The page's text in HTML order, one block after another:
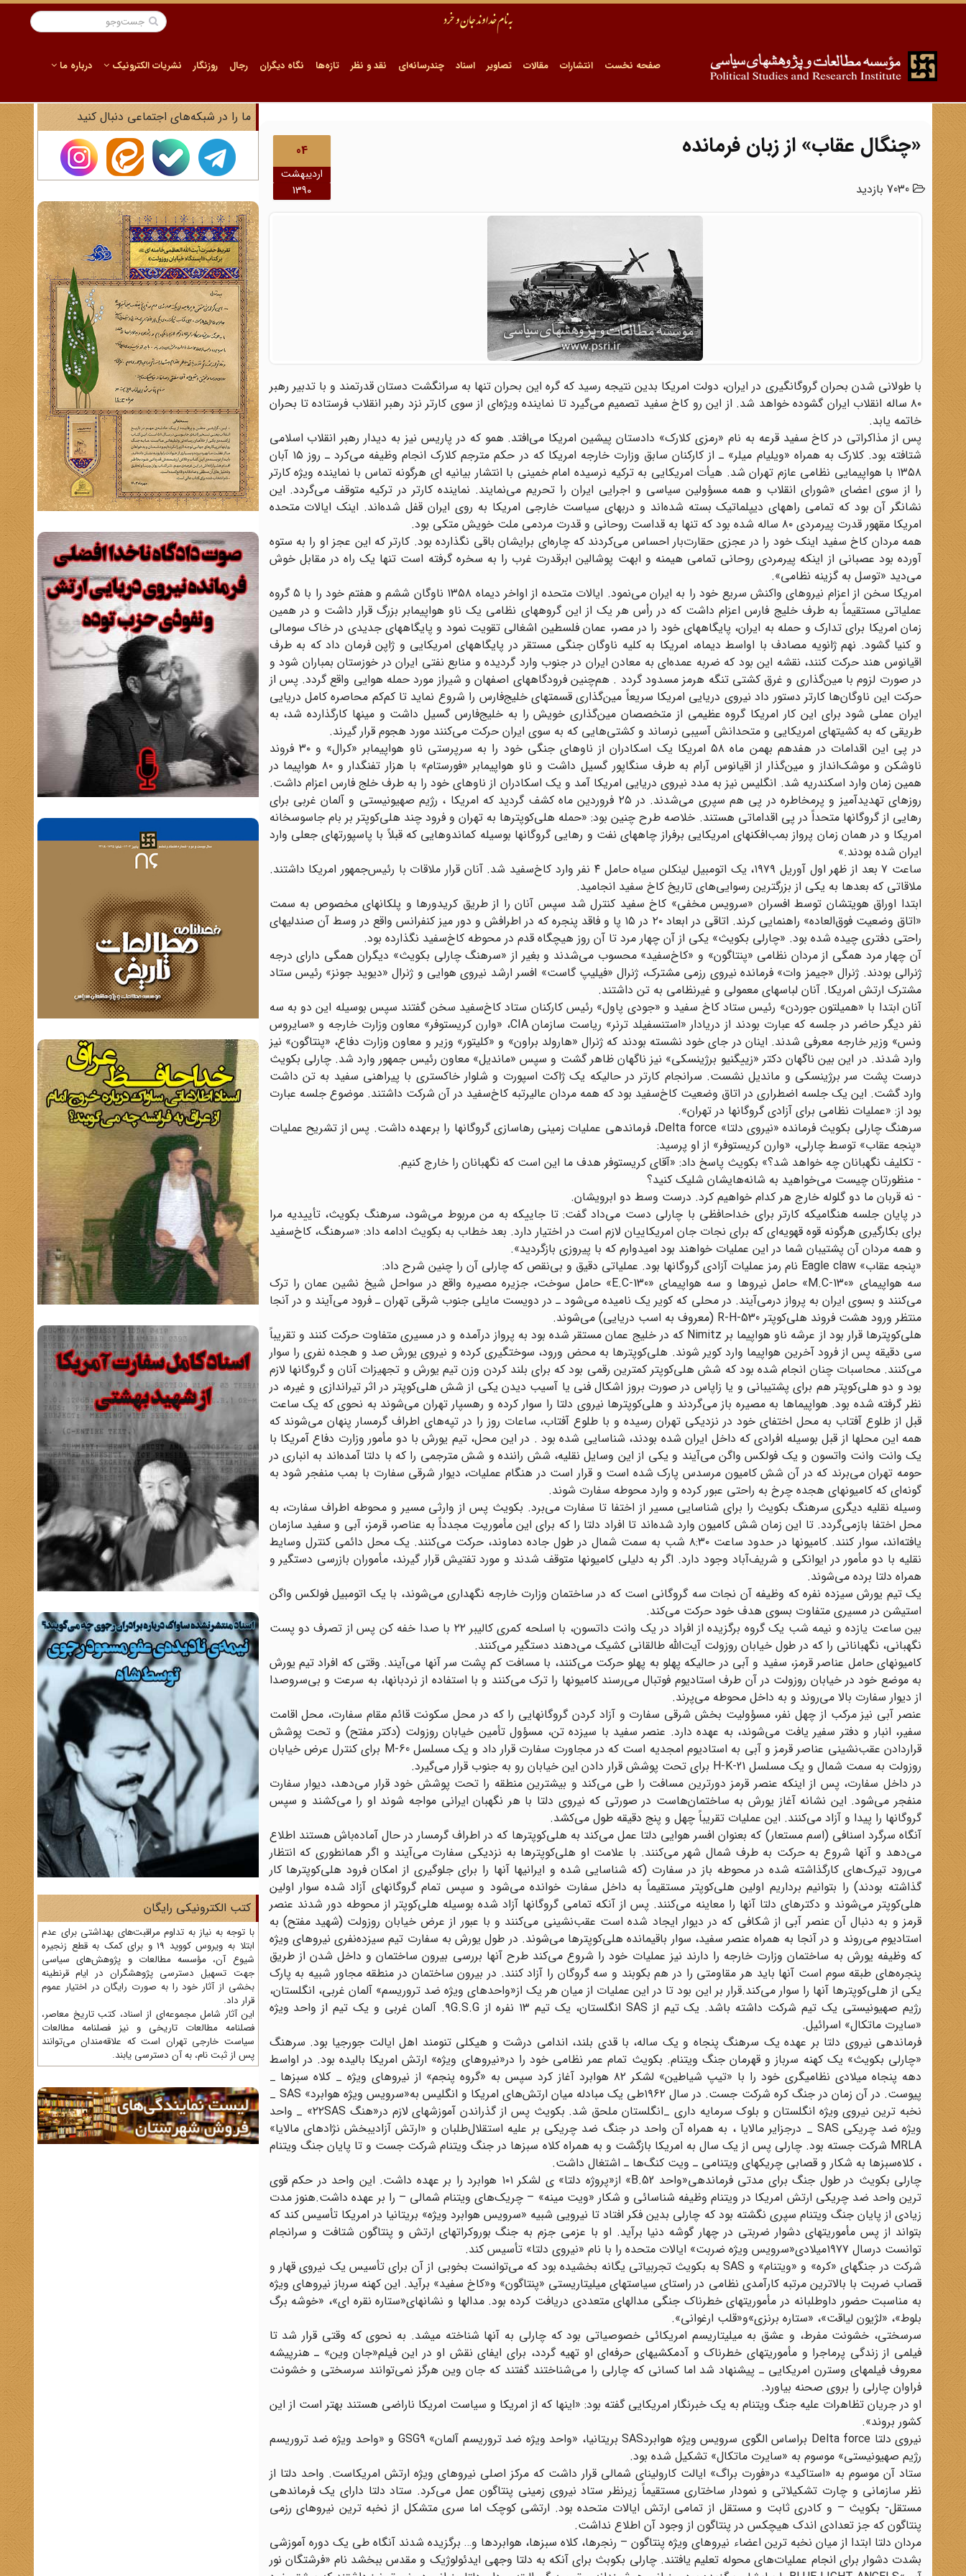
صفحه نخست انتشارات مقالات تصاویر اسناد چندرسانه‌ای نقد و نظر تازه‌ها نگاه دیگران رجال روزنگار نشریات الکترونیک درباره ما
04
اردیبهشت
1390
«چنگال عقاب» از زبان فرمانده
با طولانی شدن بحران گروگانگیری در ایران، دولت امریکا بدین نتیجه رسید که گره این بحران تنها به سرانگشت دستان قدرتمند و با تدبیر رهبر
۸۰ ساله انقلاب ایران گشوده خواهد شد. از این رو کاخ سفید تصمیم می‌گیرد تا نماینده ویژه‌ای از سوی کارتر نزد رهبر انقلاب فرستاده تا بحران
خاتمه یابد.
پس از مذاکراتی در کاخ سفید قرعه به نام «رمزی کلارک» دادستان پیشین امریکا می‌افتد. همو که در پاریس نیز به دیدار رهبر انقلاب اسلامی
شتافته بود. کلارک به همراه «ویلیام میلر» ـ از کارکنان سابق وزارت خارجه امریکا که در حکم مترجم کلارک انجام وظیفه می‌کرد ـ روز ۱۵ آبان
۱۳۵۸ با هواپیمایی نظامی عازم تهران شد. هیأت امریکایی به ترکیه نرسیده امام خمینی با انتشار بیانیه ای هرگونه تماس با نماینده ویژه کارتر
را از سوی اعضای «شورای انقلاب و همه مسؤولین سیاسی و اجرایی ایران را تحریم می‌نمایند. نماینده کارتر در ترکیه متوقف می‌گردد. این
نشانگر آن بود که تمامی راههای دیپلماتیک بسته شده‌اند و دربهای سیاست خارجی امریکا به روی ایران قفل شده‌اند. اینک ایالات متحده
امریکا مقهور قدرت پیرمردی ۸۰ ساله شده بود که تنها به قداست روحانی و قدرت مردمی ملت خویش متکی بود.
همه مردان کاخ سفید اینک خود را در عجزی حقارت‌بار احساس می‌کردند که چاره‌ای برایشان باقی نگذارده بود. کارتر که این عجز او را به ستوه
آورده بود عصبانی از اینکه پیرمردی روحانی تمامی هیمنه و ابهت پوشالین ابرقدرت غرب را به سخره گرفته است تنها یک راه در مقابل خوش
می‌دید «توسل به گزینه نظامی».
امریکا سخن از اعزام نیروهای واکنش سریع خود را به ایران می‌نمود. ایالات متحده از اواخر دیماه ۱۳۵۸ ناوگان ششم و هفتم خود را با ۵ گروه
عملیاتی مستقیماً به طرف خلیج فارس اعزام داشت که در رأس هر یک از این گروههای نظامی یک ناو هواپیمابر بزرگ قرار داشت و در همین
زمان امریکا برای تدارک و حمله به ایران، پایگاههای خود را در مصر، عمان فلسطین اشغالی تقویت نمود و پایگاههای جدیدی در خاک سومالی
و کنیا گشود. نهم ژانویه مصادف با اواسط دیماه، امریکا به کلیه ناوگان جنگی مستقر در پایگاههای امریکایی و ژاپن فرمان داد که به طرف
اقیانوس هند حرکت کنند، نقشه این بود که ضربه عمده‌ای به معادن ایران در جنوب وارد گردیده و منابع نفتی ایران در خوزستان بمباران شود و
در صورت لزوم با مین‌گذاری و غرق کشتی تنگه هرمز مسدود گردد . هم‌چنین فرودگاههای اصفهان و شیراز مورد حمله هوایی واقع گردد. پس از
حرکت این ناوگان‌ها کارتر دستور داد نیروی دریایی امریکا سریعاً مین‌گذاری قسمتهای خلیج‌فارس را شروع نماید تا کم‌کم محاصره کامل دریایی
ایران عملی شود برای این کار امریکا گروه عظیمی از متخصصان مین‌گذاری خویش را به خلیج‌فارس گسیل داشت و مینها کارگذارده شد، به
طریقی که به کشیتهای امریکایی و متحدانش آسیبی نرساند و کشتی‌هایی که به سوی ایران حرکت می‌کنند مورد هجوم قرار گیرند.
در پی این اقدامات در هفدهم بهمن ماه ۵۸ امریکا یک اسکادران از ناوهای جنگی خود را به سرپرستی ناو هواپیمابر «کرال» و ۳۰ فروند
ناوشکن و موشک‌انداز و مین‌گذار از اقیانوس آرام به طرف سنگاپور گسیل داشت و ناو هواپیمابر «فورستام» با هزار تفنگدار و ۸۰ هواپیما در
همین زمان وارد اسکندریه شد. انگلیس نیز به مدد نیروی دریایی امریکا آمد و یک اسکادران از ناوهای خود را به طرف خلج فارس اعزام داشت.
روزهای تهدید‌آمیز و پرمخاطره در پی هم سپری می‌شدند. در ۲۵ فروردین ماه کشف گردید که امریکا ، رژیم صهیونیستی و آلمان غربی برای
رهایی از گروگانها متحداً در پی اقداماتی هستند. خلاصه طرح چنین بود: «حمله هلی‌کوپترها به تهران و فرود چند هلی‌کوپتر بر بام جاسوسخانه
امریکا و در همان زمان پرواز بمب‌افکنهای امریکایی برفراز چاههای نفت و رهایی گروگانها بوسیله کماندوهایی که قبلاً با پاسپورتهای جعلی وارد
ایران شده بودند.»
ساعت ۷ بعد از ظهر اول آوریل ۱۹۷۹، یک اتومبیل لینکلن سیاه حامل ۴ نفر وارد کاخ‌سفید شد. آنان قرار ملاقات با رئیس‌جمهور امریکا داشتند.
ملاقاتی که بعدها به یکی از بزرگترین رسوایی‌های تاریخ کاخ سفید انجامید.
ابتدا اوراق هویتشان توسط افسران «سرویس مخفی» کاخ سفید کنترل شد سپس آنان را از طریق کریدورها و پلکانهای مخصوص به سمت
«اتاق وضعیت فوق‌العاده» راهنمایی کرند. اتاقی در ابعاد ۲۰ در ۱۵ پا و فاقد پنجره که در اطرافش و دور میز کنفرانس واقع در وسط آن صندلیهای
راحتی دفتری چیده شده بود. «چارلی بکویث» یکی از آن چهار مرد تا آن روز هیچگاه قدم در محوطه کاخ‌سفید نگذارده بود.
آن چهار مرد همگی از مردان نظامی «پنتاگون» و «کاخ‌سفید» محسوب می‌شدند و بغیر از «سرهنگ چارلی بکویث» دیگران همگی دارای درجه
ژنرالی بودند. ژنرال «جیمز وات» فرمانده نیروی رزمی مشترک، ژنرال «فیلیپ گاست» افسر ارشد نیروی هوایی و ژنرال «دیوید جونز» رئیس ستاد
مشترک ارتش امریکا. آنان لباسهای معمولی و غیرنظامی به تن داشتند.
آنان ابتدا با «همیلتون جوردن» رئیس ستاد کاخ سفید و «جودی پاول» رئیس کارکنان ستاد کاخ‌سفید سخن گفتند سپس بوسیله این دو به سه
نفر دیگر حاضر در جلسه که عبارت بودند از دریادار «استنسفیلد ترنر» ریاست سازمان CIA، «وارن کریستوفر» معاون وزارت خارجه و «سایروس
ونس» وزیر خارجه معرفی شدند. اینان در جای خود نشسته بودند که ژنرال «هارولد براون» و «کلیتور» وزیر و معاون وزارت دفاع، «پنتاگون» نیز
وارد شدند. در این بین ناگهان دکتر «زییگنیو برژینسکی» نیز ناگهان ظاهر گشت و سپس «ماندیل» معاون رئیس جمهور وارد شد. چارلی بکویث
درست پشت سر برژینسکی و ماندیل نشست. سرانجام کارتر در حالیکه یک ژاکت اسپورت و شلوار خاکستری با پیراهنی سفید به تن داشت
وارد گشت. این یک جلسه اضطراری در اتاق وضعیت کاخ‌سفید بود که همه مردان عالیرتبه کاخ‌سفید در آن شرکت داشتند. موضوع جلسه عبارت
بود از: «عملیات نظامی برای آزادی گروگانها در تهران».
سرهنگ چارلی بکویث فرمانده «نیروی دلتا» Delta force، فرماندهی عملیات زمینی رهاسازی گروگانها را برعهده داشت. پس از تشریح عملیات
«پنجه عقاب» توسط چارلی، «وارن کریستوفر» از او پرسید:
- تکلیف نگهبانان چه خواهد شد؟»‌ بکویث پاسخ داد: «آقای کریستوفر هدف ما این است که نگهبانان را خارج کنیم.
- منظورتان چیست می‌خواهید به شانه‌هایشان شلیک کنید؟
- نه قربان ما دو گلوله خارج هر کدام خواهیم کرد. درست وسط دو ابرویشان.
در پایان جلسه هنگامیکه کارتر برای خداحافظی با چارلی دست می‌داد گفت: تا جاییکه به من مربوط می‌شود، سرهنگ بکویث، تأییدیه مرا
برای بکارگیری هرگونه قوه قهویه‌ای که برای نجات جان امریکاییان لازم است در اختیار دارد. بعد خطاب به بکویث ادامه داد: «سرهنگ، کاخ‌سفید
و همه مردان آن پشتیبان شما در این عملیات خواهند بود امیدوارم که با پیروزی بازگردید».
«پنجه عقاب» Eagle claw نام رمز عملیات آزادی گروگانها بود. عملیاتی دقیق و بی‌نقص که چارلی آن را چنین شرح داد:
سه هواپیمای «M.C-130» حامل نیروها و سه هواپیمای «E.C-130» حامل سوخت، جزیره مصیره واقع در سواحل شیخ نشین عمان را ترک
می‌کنند و بسوی ایران به پرواز درمی‌آیند. در محلی که کویر یک نامیده می‌شود ـ در دویست مایلی جنوب شرقی تهران ـ فرود می‌آیند و در آنجا
منتظر ورود هشت فروند هلی‌کوپتر R-H-530 (معروف به اسب دریایی) می‌شوند.
هلی‌کوپترها قرار بود از عرشه ناو هواپیما بر Nimitz که در خلیج عمان مستقر شده بود به پرواز درآمده و در مسیری متفاوت حرکت کنند و تقریباً
سی دقیقه پس از فرود آخرین هواپیما وارد کویر شوند. هلی‌کوپترها به محض ورود، سوختگیری کرده و نیروی یورش صد و هجده نفری را سوار
می‌کنند. محاسبات چنان انجام شده بود که شش هلی‌کوپتر کمترین رقمی بود که برای بلند کردن وزن تیم یورش و تجهیزات آنان و گروگانها لازم
بود و دو هلی‌کوپتر هم برای پشتیبانی و یا زاپاس در صورت بروز اشکال فنی یا آسیب دیدن یکی از شش هلی‌کوپتر در اثر تیراندازی و غیره، در
نظر گرفته شده بود. هواپیماها به مصیره باز می‌گردند و هلی‌کوپترها نیروی دلتا را سوار کرده و رهسپار تهران می‌شوند به نحوی که یک ساعت
قبل از طلوع آفتاب به محل اختفای خود در نزدیکی تهران رسیده و با طلوع آفتاب، ساعات روز را در تپه‌های اطراف گرمسار پنهان می‌شوند که
همه این محلها از قبل بوسیله افرادی که داخل ایران شده بودند، شناسایی شده بود . در این محل، تیم یورش با دو مأمور وزارت دفاع آمریکا با
یک وانت وانت واتسون و یک فولکس واگن می‌آیند و یکی از این وسایل نقلیه، شش راننده و شش مترجمی را که با دلتا آمده‌اند به انباری در
حومه تهران می‌برند که در آن شش کامیون مرسدس پارک شده است و قرار است در هنگام عملیات، دیوار شرقی سفارت با بمب منفجر شود به
گونه‌ای که کامیونهای هجده چرخ به راحتی عبور کرده و وارد محوطه سفارت شوند.
وسیله نقلیه دیگری سرهنگ بکویث را برای شناسایی مسیر از اختفا تا سفارت می‌برد. بکویث پس از وارثی مسیر و محوطه اطراف سفارت، به
محل اختفا بازمی‌گردد. تا این زمان شش کامیون وارد شده‌اند تا افراد دلتا را که برای این مأموریت مجدداً به عناصر، قرمز، آبی و سفید سازمان
یافته‌اند، سوار کنند. کامیونها در حدود ساعت ۸:۳۰ شب به سمت شمال در طول جاده دماوند، حرکت می‌کنند. یک محل دائمی کنترل وسایط
نقلیه با دو مأمور در ایوانکی و شریف‌آباد وجود دارد. اگر به دلیلی کامیونها متوقف شدند و مورد تفتیش قرار گیرند، مأموران بازرسی دستگیر و
همراه دلتا برده می‌شوند.
یک تیم یورش سیزده نفره که وظیفه آن نجات سه گروگانی است که در ساختمان وزارت خارجه نگهداری می‌شوند، با یک اتومبیل فولکس واگن
استیشن در مسیری متفاوت بسوی هدف خود حرکت می‌کند.
بین ساعت یازده و نیمه شب یک گروه برگزیده از افراد در یک وانت داتسون، با اسلحه کمری کالیبر ۲۲ با صدا خفه کن پس از تصرف دو پست
نگهبانی، نگهبانانی را که در طول خیابان روزولت آیت‌الله طالقانی کشیک می‌دهند دستگیر می‌کنند.
کامیونهای حامل عناصر قرمز، سفید و آبی در حالیکه پهلو به پهلو حرکت می‌کنند، با مسافت کم پشت سر آنها می‌آیند. وقتی که افراد تیم یورش
به موضع خود در خیابان روزولت در آن طرف استادیوم فوتبال می‌رسند کامیونها را ترک می‌کنند و با استفاده از نردبانها، به سرعت و بی‌سروصدا
از دیوار سفارت بالا می‌روند و به داخل محوطه می‌پرند.
عنصر آبی نیز مرکب از چهل نفر، مسؤولیت بخش شرقی سفارت و آزاد کردن گروگانهایی را که در محل سکونت قائم مقام سفارت، محل اقامت
سفیر، انبار و دفتر سفیر یافت می‌شوند، به عهده دارد. عنصر سفید با سیزده تن، مسؤول تأمین خیابان روزولت (دکتر مفتح) و تحت پوشش
قراردادن عقب‌نشینی عناصر قرمز و آبی به استادیوم امجدیه است که در مجاورت سفارت قرار داد و یک مسلسل M-60 برای کنترل عرض خیابان
روزولت به سمت شمال و یک مسلسل H-K-21 برای تحت پوشش قرار دادن این خیابان رو به جنوب قرار می‌گیرد.
در داخل سفارت، پس از اینکه عنصر قرمز دورترین مسافت را طی می‌کند و بیشترین منطقه را تحت پوشش خود قرار می‌دهد، دیوار سفارت
منفجر می‌شود. این نشانه آغاز یورش به ساختمان‌هاست در صورتی که نیروی دلتا با هر نگهبان ایرانی مواجه شوند او را می‌کشند و سپس
گروگانها را پیدا و آزاد می‌کنند. این عملیات تقریباً چهل و پنج دقیقه طول می‌کشد.
آنگاه سرگرد اسنافی (اسم مستعار) که بعنوان افسر هوایی دلتا عمل می‌کند به هلی‌کوپترها که در اطراف گرمسار در حال آماده‌باش هستند اطلاع
می‌دهد و آنها شروع به حرکت به طرف شمال شهر می‌کنند. با علامت او هلی‌کوپترها به نزدیکی سفارت می‌آیند و اگر همانطوری که انتظار
می‌رود تیرک‌های کارگذاشته شده در محوطه باز در سفارت (که شناسایی شده و ایرانیها آنها را برای جلوگیری از امکان فرود هلی‌کوپترها کار
گذاشته بودند) را بتوانیم برداریم اولین هلی‌کوپتر مستقیماً به داخل سفارت خوانده می‌شود و سپس تمام گروگانهای آزاد شده سوار اولین
هلی‌کوپتر می‌شوند و دکترهای دلتا آنها را معاینه می‌کنند. پس از آنکه تمامی گروگانها آزاد شده بوسیله هلی‌کوپتر از محوطه دور شدند عنصر
قرمز و به دنبال آن عنصر آبی از شکافی که در دیوار ایجاد شده است عقب‌نشینی می‌کنند و با عبور از عرض خیابان روزولت (شهید مفتح) به
استادیوم می‌روند و در آنجا به همراه عنصر سفید، سوار باقیمانده هلی‌کوپترها می‌شوند. در طول یورش به سفارت تیم سیزده‌نفری نیروهای ویژه
که وظیفه یورش به ساختمان وزارت خارجه را دارند نیز عملیات خود را شروع می‌کند طرح آنها بررسی بیرون ساختمان و داخل شدن از طریق
پنجره‌های طبقه سوم است آنها باید هر مقاومتی را در هم بکوبند و سه گروگان را آزاد کنند. در بیرون ساختمان در منطقه مجاور شبیه به پارک
یکی از هلی‌کوپترها آنها را سوار می‌کند.قرار بر این بود تا در این عملیات از میان هر یک از«واحد‌ها‌ی ویژه ضد تروریسم» آلمان غربی، انگلستان،
رژیم صهیونیستی یک تیم شرکت داشته باشد. یک تیم از SAS انگلستان، یک تیم ۱۳ نفره از ۹G.S.G. آلمان غربی و یک تیم از واحد ویژه
«سایرت ماتکال» اسرائیل.
فرماندهی نیروی دلتا بر عهده یک سرهنگ پنجاه و یک ساله، با قدی بلند، اندامی درشت و هیکلی تنومند اهل ایالت جورجیا بود. سرهنگ
«چارلی بکویث» یک کهنه سرباز و قهرمان جنگ ویتنام. بکویث تمام عمر نظامی خود را در«نیروهای ویژه» ارتش امریکا بالیده بود. در اواسط
دهه پنجاه میلادی نظامیگری خود را با «تیپ شیاطین» لشکر ۸۲ هوابرد آغاز کرد سپس به «گروه پنجم» از نیروهای ویژه _ کلاه سبزها _
پیوست. در آن زمان در جنگ کره شرکت جست. در سال ۱۹۶۲طی یک مبادله میان ارتش‌ها‌ی امریکا و انگلیس به«سرویس ویژه هوابرد» SAS _
نخبه ترین نیروی ویژه انگلستان و بلوک سرمایه داری _انگلستان ملحق شد. بکویث پس از گذراندن آموزشهای لازم در«هنگ ۲۲SAS» _ واحد
ویژه ضد چریکی SAS _ درجزایر مالایا ، به همراه آن واحد در جنگ ضد چریکی بر علیه استقلال‌طلبان و «ارتش آزادیبخش نژادهای مالایا»
MRLA شرکت جسته بود. چارلی پس از یک سال به امریکا بازگشت و به همراه کلاه سبزها در جنگ ویتنام شرکت جست و تا پایان جنگ ویتنام
، کلاه‌سبزها به شکار و قصابی چریکهای ویتنامی ـ ویت کنگ‌ها ـ اشتغال داشت.
چارلی بکویث در طول جنگ برای مدتی فرماندهی«واحد B.52» از«پروژه دلتا» ی لشکر ۱۰۱ هوابرد را بر عهده داشت. این واحد در حکم قوی
ترین واحد ضد چریکی ارتش امریکا در ویتنام وظیفه شناسائی و شکار «ویت مینه» – چریک‌ها‌ی ویتنام شمالی – را بر عهده داشت.هنوز مدت
زیادی از پایان جنگ ویتنام سپری نگشته بود که چارلی بدین فکر افتاد تا نیرویی شبیه «سرویس هوابرد ویژه» بریتانیا در امریکا تأسیس کند که
بتواند از پس مأموریتهای دشوار ضربتی در چهار گوشه دنیا برآید. او با عزمی جزم به جنگ بوروکراتهای ارتش و پنتاگون شتافت و سرانجام
توانست درسال ۱۹۷۷میلادی«سرویس ویژه ضربت» ایالات متحده را با نام «نیروی دلتا» تأسیس کند.
شرکت در جنگهای «کره» و «ویتنام» و SAS به بکویث تجربیاتی یگانه بخشیده بود که می‌توانست بخوبی از آن برای تأسیس یک نیروی قهار و
قصاب ضربت با بالاترین مرتبه کارآمدی نظامی در راستای سیاستهای میلیتاریستی «پنتاگون» و«کاخ سفید» برآید. این کهنه سرباز نیروهای ویژه
به مناسبت حضور داوطلبانه در مأموریتهای خطرناک جنگی مدالهای متعددی دریافت کرده بود. مدالها و نشانهای«ستاره نقره ای»، «خوشه برگ
بلوط»، «لژیون لیاقت»، «ستاره برنزی»و«قلب ارغوانی».
سرسختی، خشونت مفرط، و عشق به میلیتاریسم امریکائی خصوصیاتی بود که چارلی به آنها شناخته می‏شد. به نحوی که وقتی قرار شد تا
فیلمی از زندگی پرماجرا و مأموریتهای خطرناک و آدمکشیهای حرفه‌ای او تهیه گردد، برای ایفای نقش او در این فیلم‌«جان وین» ـ هنرپیشه
معروف فیلمهای وسترن امریکایی ـ پیشنهاد شد اما کسانی که چارلی را می‌شناختند گفتند که جان وین هرگز نمی‌توانند سرسختی و خشونت
فراوان چارلی را بروی صحنه بیاورد.
او در جریان تظاهرات علیه جنگ ویتنام به یک خبرنگار امریکایی گفته بود: «اینها که از امریکا و سیاست امریکا ناراضی هستند بهتر است از این
کشور بروند».
نیروی دلتا Delta force براساس الگوی سرویس ویژه هوابردSAS بریتانیا، «واحد ویژه ضد تروریسم آلمان» GSG9 و «واحد ویژه ضد تروریسم
رژیم صهیونیستی» موسوم به «سایرت ماتکال» تشکیل شده بود.
ستاد آن موسوم به «استاکید» در«فورت براگ» ایالت کارولینای شمالی قرار داشت که مرکز اصلی نیروهای ویژه ارتش امریکاست. واحد دلتا از
نظر سازمانی و چارت تشکیلاتی و نمودار ساختاری مستقیماً زیرنظر ستاد نیروی زمینی پنتاگون عمل می‌کرد. ستاد دلتا دارای یک فرماندهی
مستقل- بکویث – و کادری ثابت و مستقل از تمامی ارتش ایالات متحده بود. ارتشی کوچک اما سری متشکل از نخبه ترین نیرو‌ها‌ی رزمی
پنتاگون که جز تعدادی اندک هیچکس در پنتاگون از وجود آن اطلاع نداشت.
مردان دلتا ابتدا از میان نخبه ترین اعضاء نیروهای ویژه پنتاگون – رنجرها، کلاه سبزها، هوابردها و… برگزیده شدند آنگاه طی یک دوره آموزشی
بشدت دشوار برای انجام عملیات‌ها‌ی محوله تعلیم یافتند. چارلی بکوبث برای آنکه به دلتا وجهی ایدئولوژیک و مقدس ببخشد نام «فرشتگان نور
ما را در شبکه‌های اجتماعی دنبال کنید
کتب الکترونیکی رایگان
با توجه به نیاز به تداوم مراقبت‌های بهداشتی برای عدم
ابتلا به ویروس کووید 19 و برای کمک به قطع زنجیره
شیوع آن، مؤسسه مطالعات و پژوهش‌های سیاسی
جهت تسهیل دسترسی پژوهشگران در ایام قرنطینه
بخشی از آثار خود را به صورت رایگان در اختیار عموم
قرار داد.
این آثار شامل مجموعه‌ای از اسناد، کتب تاریخ معاصر،
فصلنامه‌ مطالعات تاریخی و نیز فصلنامه مطالعات
سیاست خارجی تهران است که علاقه‌مندان می‌توانند
پس از ثبت نام، به آن دسترسی یابند.